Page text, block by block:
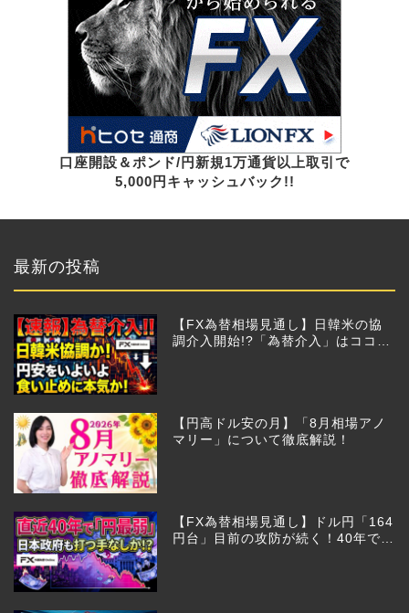
口座開設＆ポンド/円新規1万通貨以上取引で
5,000円キャッシュバック!!
最新の投稿
【FX為替相場見通し】日韓米の協
調介入開始!?「為替介入」はココか
【円高ドル安の月】「8月相場アノ
マリー」について徹底解説！
【FX為替相場見通し】ドル円「164
円台」目前の攻防が続く！40年で円